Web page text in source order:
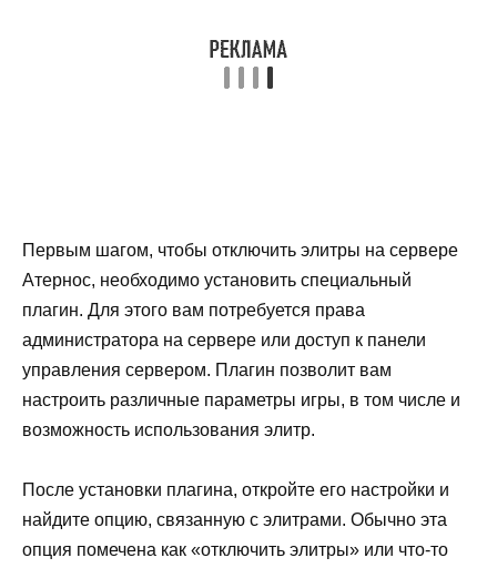
Первым шагом, чтобы отключить элитры на сервере
Атернос, необходимо установить специальный
плагин. Для этого вам потребуется права
администратора на сервере или доступ к панели
управления сервером. Плагин позволит вам
настроить различные параметры игры, в том числе и
возможность использования элитр.
После установки плагина, откройте его настройки и
найдите опцию, связанную с элитрами. Обычно эта
опция помечена как «отключить элитры» или что-то